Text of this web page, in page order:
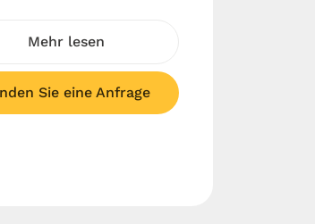
Mehr lesen
Sie eine Anfrage